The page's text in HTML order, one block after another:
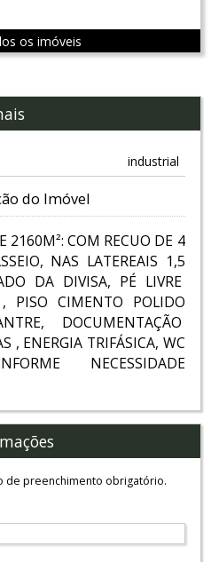
os imóveis
industrial
do Imóvel
2160M²: COM RECUO DE 4
NAS LATEREAIS 1,5
DA DIVISA, PÉ LIVRE
PISO CIMENTO POLIDO
DOCUMENTAÇÃO
, ENERGIA TRIFÁSICA, WC
NECESSIDADE
de preenchimento obrigatório.